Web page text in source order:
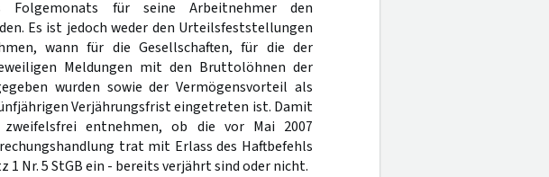
für seine Arbeitnehmer den
Es ist jedoch weder den Urteilsfeststellungen
wann für die Gesellschaften, für die der
Meldungen mit den Bruttolöhnen der
wurden sowie der Vermögensvorteil als
Verjährungsfrist eingetreten ist. Damit
entnehmen, ob die vor Mai 2007
trat mit Erlass des Haftbefehls
1 Nr. 5 StGB ein - bereits verjährt sind oder nicht.